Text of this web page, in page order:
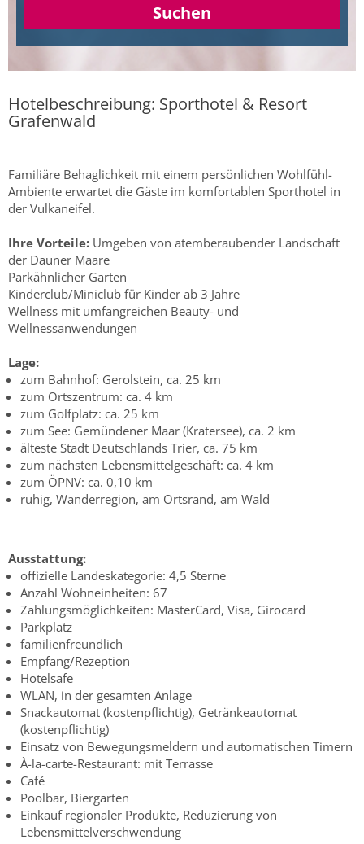
Suchen
Hotelbeschreibung: Sporthotel & Resort
Grafenwald
Familiäre Behaglichkeit mit einem persönlichen Wohlfühl-
Ambiente erwartet die Gäste im komfortablen Sporthotel in
der Vulkaneifel.
Ihre Vorteile: Umgeben von atemberaubender Landschaft
der Dauner Maare
Parkähnlicher Garten
Kinderclub/Miniclub für Kinder ab 3 Jahre
Wellness mit umfangreichen Beauty- und
Wellnessanwendungen
Lage:
zum Bahnhof: Gerolstein, ca. 25 km
zum Ortszentrum: ca. 4 km
zum Golfplatz: ca. 25 km
zum See: Gemündener Maar (Kratersee), ca. 2 km
älteste Stadt Deutschlands Trier, ca. 75 km
zum nächsten Lebensmittelgeschäft: ca. 4 km
zum ÖPNV: ca. 0,10 km
ruhig, Wanderregion, am Ortsrand, am Wald
Ausstattung:
offizielle Landeskategorie: 4,5 Sterne
Anzahl Wohneinheiten: 67
Zahlungsmöglichkeiten: MasterCard, Visa, Girocard
Parkplatz
familienfreundlich
Empfang/Rezeption
Hotelsafe
WLAN, in der gesamten Anlage
Snackautomat (kostenpflichtig), Getränkeautomat
(kostenpflichtig)
Einsatz von Bewegungsmeldern und automatischen Timern
À-la-carte-Restaurant: mit Terrasse
Café
Poolbar, Biergarten
Einkauf regionaler Produkte, Reduzierung von
Lebensmittelverschwendung